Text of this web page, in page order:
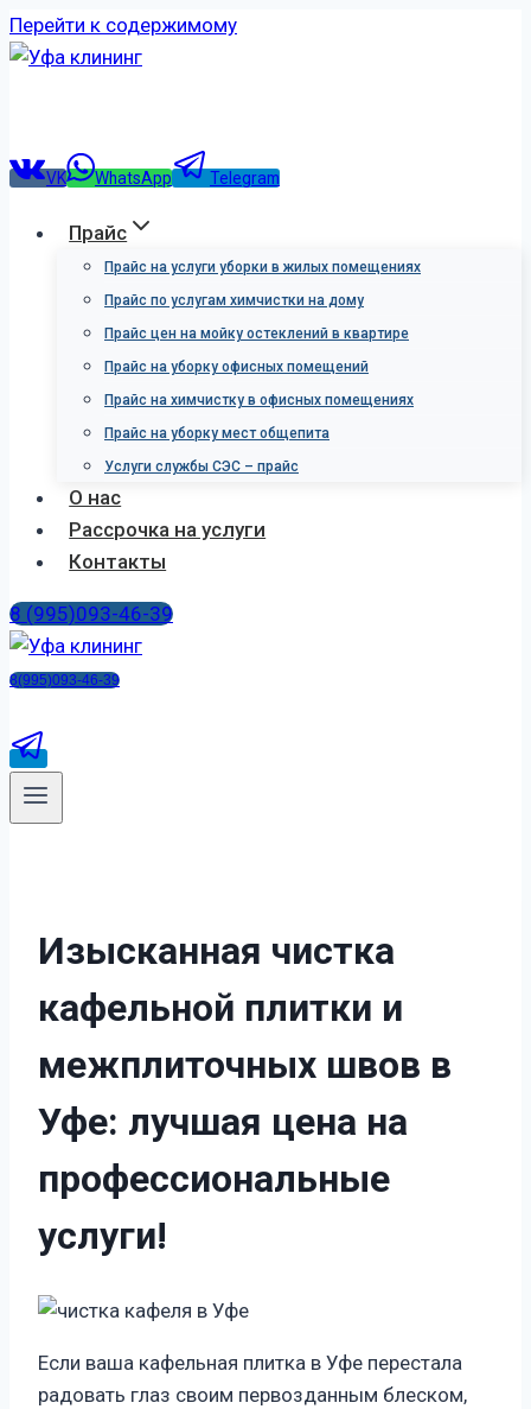
Перейти к содержимому
VK WhatsApp Telegram
Прайс
Прайс на услуги уборки в жилых помещениях
Прайс по услугам химчистки на дому
Прайс цен на мойку остеклений в квартире
Прайс на уборку офисных помещений
Прайс на химчистку в офисных помещениях
Прайс на уборку мест общепита
Услуги службы СЭС – прайс
О нас
Рассрочка на услуги
Контакты
8 (995)093-46-39
8(995)093-46-39
Изысканная чистка
кафельной плитки и
межплиточных швов в
Уфе: лучшая цена на
профессиональные
услуги!
Если ваша кафельная плитка в Уфе перестала
радовать глаз своим первозданным блеском,